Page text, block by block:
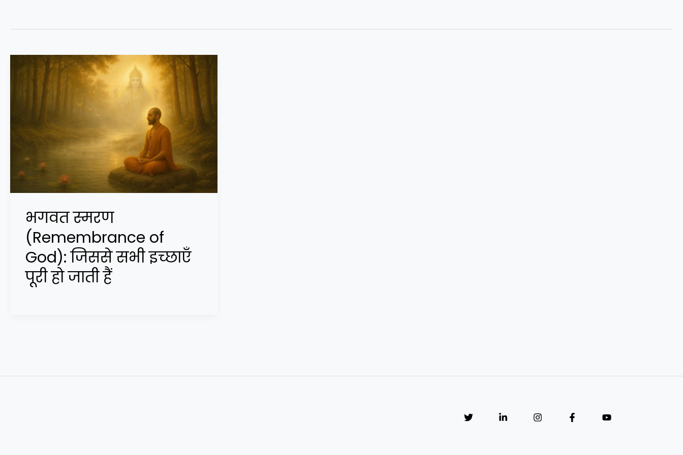
भगवत स्मरण
(Remembrance of
God): जिससे सभी इच्छाएँ
पूरी हो जाती हैं